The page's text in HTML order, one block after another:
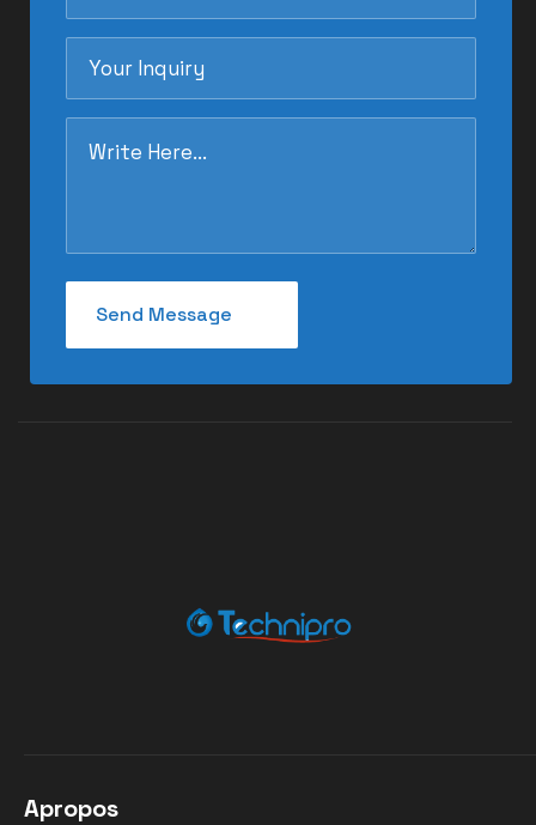
Apropos